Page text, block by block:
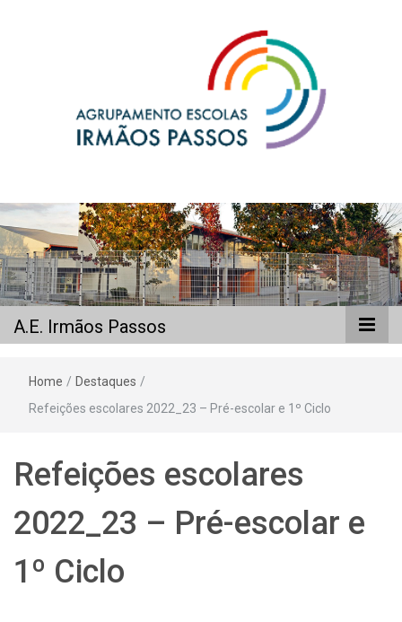
A.E. Irmãos
Passos
A.E. Irmãos Passos
Home / Destaques /
Refeições escolares 2022_23 – Pré-escolar e 1º Ciclo
Refeições escolares
2022_23 – Pré-escolar e
1º Ciclo